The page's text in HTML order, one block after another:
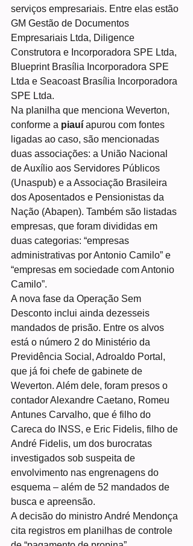
serviços empresariais. Entre elas estão
GM Gestão de Documentos
Empresariais Ltda, Diligence
Construtora e Incorporadora SPE Ltda,
Blueprint Brasília Incorporadora SPE
Ltda e Seacoast Brasília Incorporadora
SPE Ltda.
Na planilha que menciona Weverton,
conforme a piauí apurou com fontes
ligadas ao caso, são mencionadas
duas associações: a União Nacional
de Auxílio aos Servidores Públicos
(Unaspub) e a Associação Brasileira
dos Aposentados e Pensionistas da
Nação (Abapen). Também são listadas
empresas, que foram divididas em
duas categorias: “empresas
administrativas por Antonio Camilo” e
“empresas em sociedade com Antonio
Camilo”.
A nova fase da Operação Sem
Desconto inclui ainda dezesseis
mandados de prisão. Entre os alvos
está o número 2 do Ministério da
Previdência Social, Adroaldo Portal,
que já foi chefe de gabinete de
Weverton. Além dele, foram presos o
contador Alexandre Caetano, Romeu
Antunes Carvalho, que é filho do
Careca do INSS, e Eric Fidelis, filho de
André Fidelis, um dos burocratas
investigados sob suspeita de
envolvimento nas engrenagens do
esquema – além de 52 mandados de
busca e apreensão.
A decisão do ministro André Mendonça
cita registros em planilhas de controle